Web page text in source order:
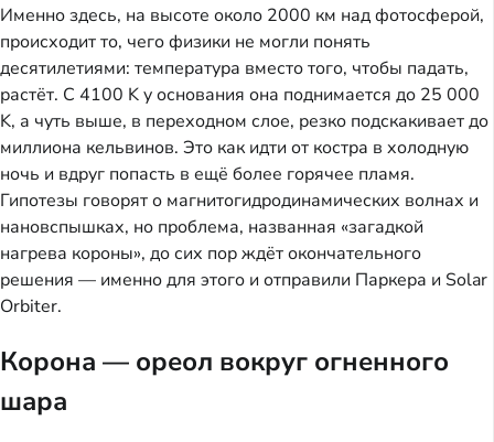
Именно здесь, на высоте около 2000 км над фотосферой,
происходит то, чего физики не могли понять
десятилетиями: температура вместо того, чтобы падать,
растёт. С 4100 K у основания она поднимается до 25 000
K, а чуть выше, в переходном слое, резко подскакивает до
миллиона кельвинов. Это как идти от костра в холодную
ночь и вдруг попасть в ещё более горячее пламя.
Гипотезы говорят о магнитогидродинамических волнах и
нановспышках, но проблема, названная «загадкой
нагрева короны», до сих пор ждёт окончательного
решения — именно для этого и отправили Паркера и Solar
Orbiter.
Корона — ореол вокруг огненного
шара